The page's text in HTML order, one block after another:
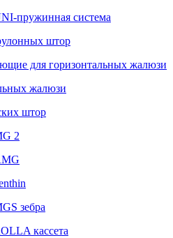
пружинная система
штор
для горизонтальных жалюзи
жалюзи
штор
2
зебра
кассета